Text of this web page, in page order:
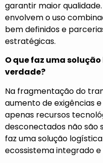
garantir maior
envolvem o uso
bem definidos e
estratégicas.
O que faz uma
verdade?
Na fragmentação do
aumento de exigências
apenas recursos
desconectados não são
faz uma solução
ecossistema integrado e